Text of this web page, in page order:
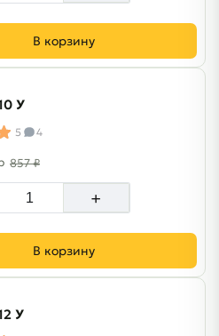
В корзину
У
5 4
857 ₽
+
В корзину
У